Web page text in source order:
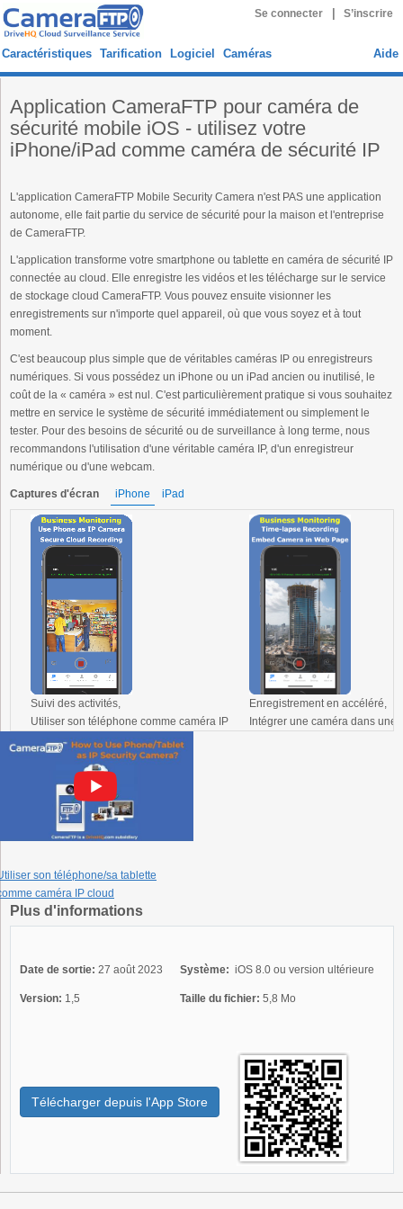
Se connecter S’inscrire
Caractéristiques Tarification Logiciel Caméras Aide
Application CameraFTP pour caméra de
sécurité mobile iOS - utilisez votre
iPhone/iPad comme caméra de sécurité IP
L'application CameraFTP Mobile Security Camera n'est PAS une application
autonome, elle fait partie du service de sécurité pour la maison et l'entreprise
de CameraFTP.
L'application transforme votre smartphone ou tablette en caméra de sécurité IP
connectée au cloud. Elle enregistre les vidéos et les télécharge sur le service
de stockage cloud CameraFTP. Vous pouvez ensuite visionner les
enregistrements sur n'importe quel appareil, où que vous soyez et à tout
moment.
C'est beaucoup plus simple que de véritables caméras IP ou enregistreurs
numériques. Si vous possédez un iPhone ou un iPad ancien ou inutilisé, le
coût de la « caméra » est nul. C'est particulièrement pratique si vous souhaitez
mettre en service le système de sécurité immédiatement ou simplement le
tester. Pour des besoins de sécurité ou de surveillance à long terme, nous
recommandons l'utilisation d'une véritable caméra IP, d'un enregistreur
numérique ou d'une webcam.
Captures d'écran iPhone iPad
Suivi des activités,
Utiliser son téléphone comme caméra IP
Enregistrement en accéléré,
Intégrer une caméra dans une
son téléphone/sa tablette
caméra IP cloud
Plus d'informations
Date de sortie: 27 août 2023
Version: 1,5
Système: iOS 8.0 ou version ultérieure
Taille du fichier: 5,8 Mo
Télécharger depuis l'App Store